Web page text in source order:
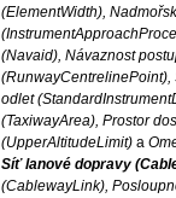
(ElementWidth),
(Navaid), Návaznost
(RunwayCentrelinePoint),
odlet
(TaxiwayArea), Prostor
(UpperAltitudeLimit) a
Síť lanové dopravy
(CablewayLink),